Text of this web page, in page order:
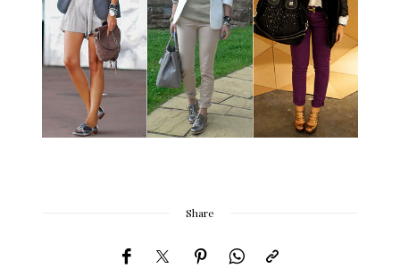
Share